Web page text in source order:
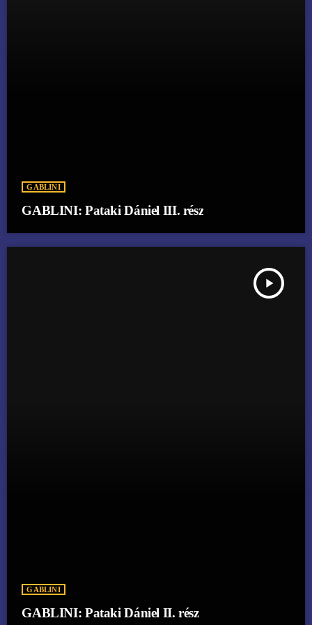
GABLINI
GABLINI: Pataki Dániel III. rész
play_arrow
GABLINI
GABLINI: Pataki Dániel II. rész